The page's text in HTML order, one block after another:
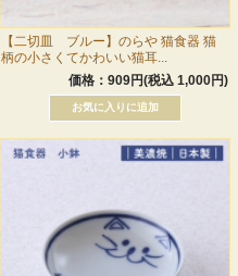
【二切皿 ブルー】のらや 猫食器 猫
柄の小さくてかわいい猫耳...
価格：909円(税込 1,000円)